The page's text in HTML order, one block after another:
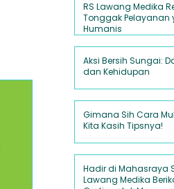
RS Lawang Medika
Tonggak Pelayanan
Humanis
Aksi Bersih Sungai:
dan Kehidupan
Gimana Sih Cara
Kita Kasih Tipsnya!
Hadir di Mahasraya
Lawang Medika